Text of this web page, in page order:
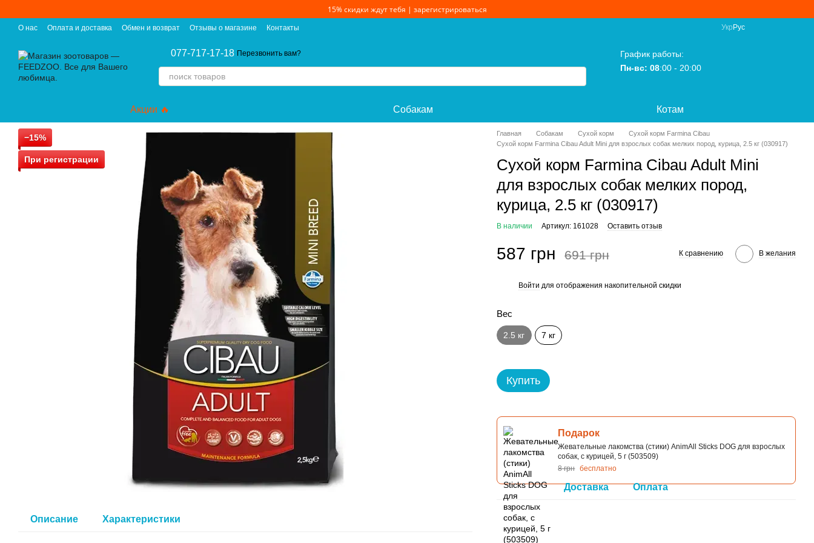
15% скидки ждут тебя | зарегистрироваться
О нас Оплата и доставка Обмен и возврат Отзывы о магазине Контакты Укр Рус
077-717-17-18 Перезвонить вам?
График работы:
Пн-вс: 08:00 - 20:00
Акции 🔥 Собакам Котам
−15%
При регистрации
Описание Характеристики
Главная Собакам Сухой корм
Сухой корм Farmina Cibau
Сухой корм Farmina Cibau Adult Mini для взрослых собак мелких пород, курица, 2.5 кг (030917)
Сухой корм Farmina Cibau Adult Mini
для взрослых собак мелких пород,
курица, 2.5 кг (030917)
В наличии Артикул: 161028 Оставить отзыв
587 грн 691 грн К сравнению В желания
Войти для отображения накопительной скидки
Вес
2.5 кг 7 кг
Купить
Подарок
Жевательные лакомства (стики) AnimAll Sticks DOG для взрослых
собак, с курицей, 5 г (503509)
8 грн бесплатно
Доставка Оплата